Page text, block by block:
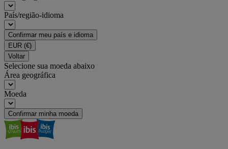
País/região-idioma
Confirmar meu país e idioma
EUR (€)
Voltar
Selecione sua moeda abaixo
Área geográfica
Moeda
Confirmar minha moeda